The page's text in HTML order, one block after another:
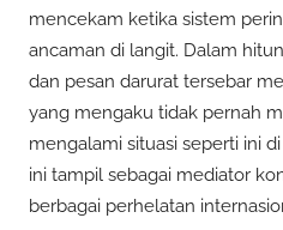
mencekam ketika sistem
ancaman di langit. Dalam
dan pesan darurat tersebar
yang mengaku tidak pernah
mengalami situasi seperti ini
ini tampil sebagai mediator
berbagai perhelatan